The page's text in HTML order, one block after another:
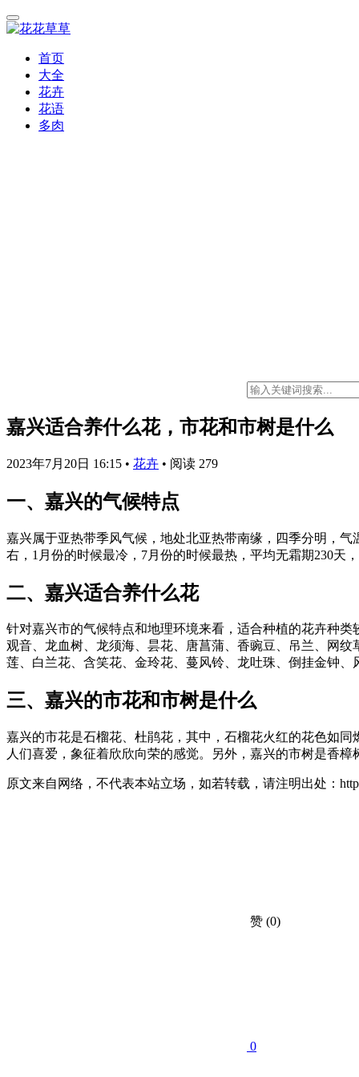
首页
大全
花卉
花语
多肉
嘉兴适合养什么花，市花和市树是什么
2023年7月20日 16:15 • 花卉 • 阅读 279
一、嘉兴的气候特点
嘉兴属于亚热带季风气候，地处北亚热带南缘，四季分明，
右，1月份的时候最冷，7月份的时候最热，平均无霜期230天
二、嘉兴适合养什么花
针对嘉兴市的气候特点和地理环境来看，适合种植的花卉种
观音、龙血树、龙须海、昙花、唐菖蒲、香豌豆、吊兰、网
莲、白兰花、含笑花、金玲花、蔓风铃、龙吐珠、倒挂金钟
三、嘉兴的市花和市树是什么
嘉兴的市花是石榴花、杜鹃花，其中，石榴花火红的花色如
人们喜爱，象征着欣欣向荣的感觉。另外，嘉兴的市树是香
原文来自网络，不代表本站立场，如若转载，请注明出处：
赞 (0)
0